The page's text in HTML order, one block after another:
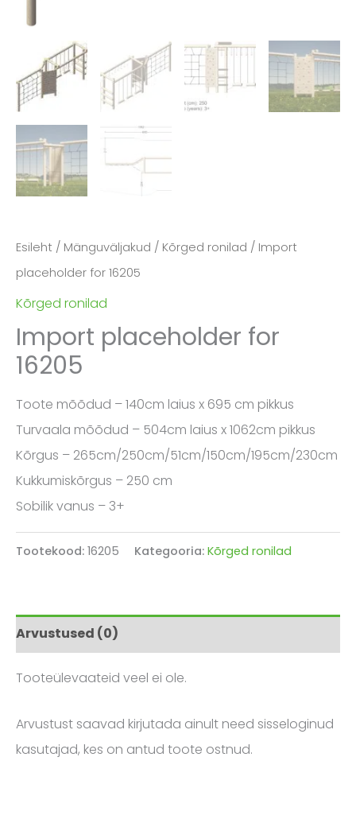
Esileht / Mänguväljakud / Kõrged ronilad / Import
placeholder for 16205
Kõrged ronilad
Import placeholder for
16205
Toote mõõdud – 140cm laius x 695 cm pikkus
Turvaala mõõdud – 504cm laius x 1062cm pikkus
Kõrgus – 265cm/250cm/51cm/150cm/195cm/230cm
Kukkumiskõrgus – 250 cm
Sobilik vanus – 3+
Tootekood: 16205 Kategooria: Kõrged ronilad
Arvustused (0)
Tooteülevaateid veel ei ole.
Arvustust saavad kirjutada ainult need sisseloginud
kasutajad, kes on antud toote ostnud.